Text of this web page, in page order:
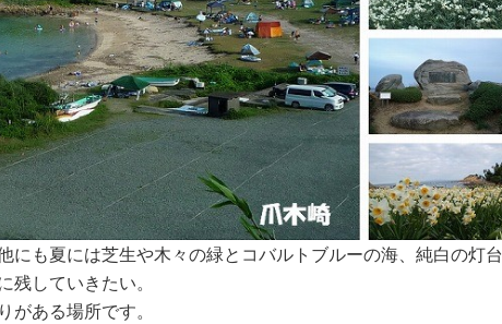
にも夏には芝生や木々の緑とコバルトブルーの海、純白の灯台
していきたい。
がある場所です。